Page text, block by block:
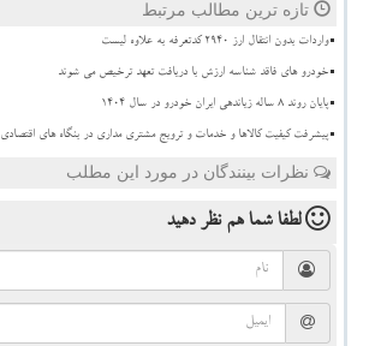
تازه ترین مطالب مرتبط
واردات بدون انتقال ارز ۲۹۴۰ کدتعرفه به علاوه لیست
خودرو های فاقد شناسه ارزش با دریافت تعهد ترخیص می شوند
پایان روند ۸ ساله زیاندهی ایران خودرو در سال ۱۴۰۴
پیشرفت کیفیت کالاها و خدمات و ترویج مشتری مداری در بنگاه های اقتصادی
نظرات بینندگان در مورد این مطلب
لطفا شما همنظر دهید